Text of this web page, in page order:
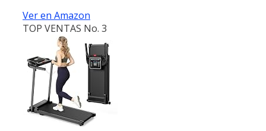
Ver en Amazon
TOP VENTAS No. 3